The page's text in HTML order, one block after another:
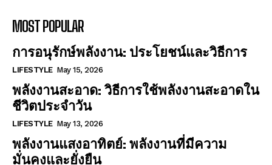
MOST POPULAR
การอนุรักษ์พลังงาน: ประโยชน์และวิธีการ
LIFESTYLE May 15, 2026
พลังงานสะอาด: วิธีการใช้พลังงานสะอาดใน
ชีวิตประจำวัน
LIFESTYLE May 13, 2026
พลังงานแสงอาทิตย์: พลังงานที่มีความ
มั่นคงและยั่งยืน